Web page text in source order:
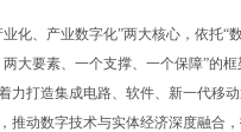
、产业数字化”两大核心，依托“
大要素、一个支撑、一个保障”的
力打造集成电路、软件、新一代移
推动数字技术与实体经济深度融合